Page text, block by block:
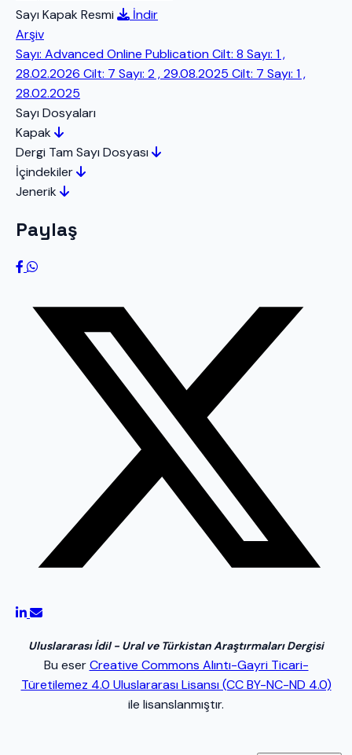
Sayı Kapak Resmi
İndir
Arşiv
Sayı: Advanced Online PublicationCilt: 8 Sayı: 1 ,
28.02.2026 Cilt: 7 Sayı: 2 , 29.08.2025 Cilt: 7 Sayı: 1 ,
28.02.2025
Sayı Dosyaları
Kapak
Dergi Tam Sayı Dosyası
İçindekiler
Jenerik
Paylaş
Uluslararası İdil - Ural ve Türkistan Araştırmaları Dergisi
Bu eserCreative Commons Alıntı-Gayri Ticari-
Türetilemez 4.0 Uluslararası Lisansı (CC BY-NC-ND 4.0)
ile lisanslanmıştır.